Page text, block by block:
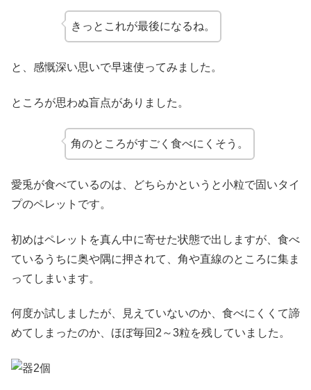
きっとこれが最後になるね。
と、感慨深い思いで早速使ってみました。
ところが思わぬ盲点がありました。
角のところがすごく食べにくそう。
愛兎が食べているのは、どちらかというと小粒で固いタイ
プのペレットです。
初めはペレットを真ん中に寄せた状態で出しますが、食べ
ているうちに奥や隅に押されて、角や直線のところに集ま
ってしまいます。
何度か試しましたが、見えていないのか、食べにくくて諦
めてしまったのか、ほぼ毎回2～3粒を残していました。